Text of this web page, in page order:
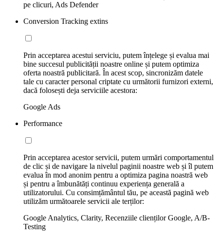
pe clicuri, Ads Defender
Conversion Tracking extins
Prin acceptarea acestui serviciu, putem înțelege și evalua mai
bine succesul publicității noastre online și putem optimiza
oferta noastră publicitară. În acest scop, sincronizăm datele
tale cu caracter personal criptate cu următorii furnizori externi,
dacă folosești deja serviciile acestora:
Google Ads
Performance
Prin acceptarea acestor servicii, putem urmări comportamentul
de clic și de navigare la nivelul paginii noastre web și îl putem
evalua în mod anonim pentru a optimiza pagina noastră web
și pentru a îmbunătăți continuu experiența generală a
utilizatorului. Cu consimțământul tău, pe această pagină web
utilizăm următoarele servicii ale terților:
Google Analytics, Clarity, Recenziile clienților Google, A/B-
Testing